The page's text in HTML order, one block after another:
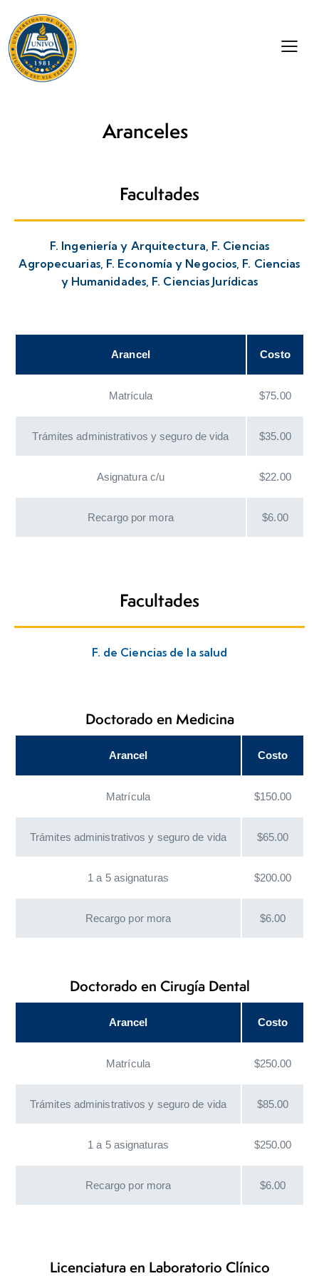
Aranceles
Facultades
F. Ingeniería y Arquitectura, F. Ciencias
Agropecuarias, F. Economía y Negocios, F. Ciencias
y Humanidades, F. Ciencias Jurídicas
Arancel Costo
Matrícula $75.00
Trámites administrativos y seguro de vida $35.00
Asignatura c/u $22.00
Recargo por mora $6.00
Facultades
F. de Ciencias de la salud
Doctorado en Medicina
Arancel Costo
Matrícula $150.00
Trámites administrativos y seguro de vida $65.00
1 a 5 asignaturas $200.00
Recargo por mora $6.00
Doctorado en Cirugía Dental
Arancel Costo
Matrícula $250.00
Trámites administrativos y seguro de vida $85.00
1 a 5 asignaturas $250.00
Recargo por mora $6.00
Licenciatura en Laboratorio Clínico